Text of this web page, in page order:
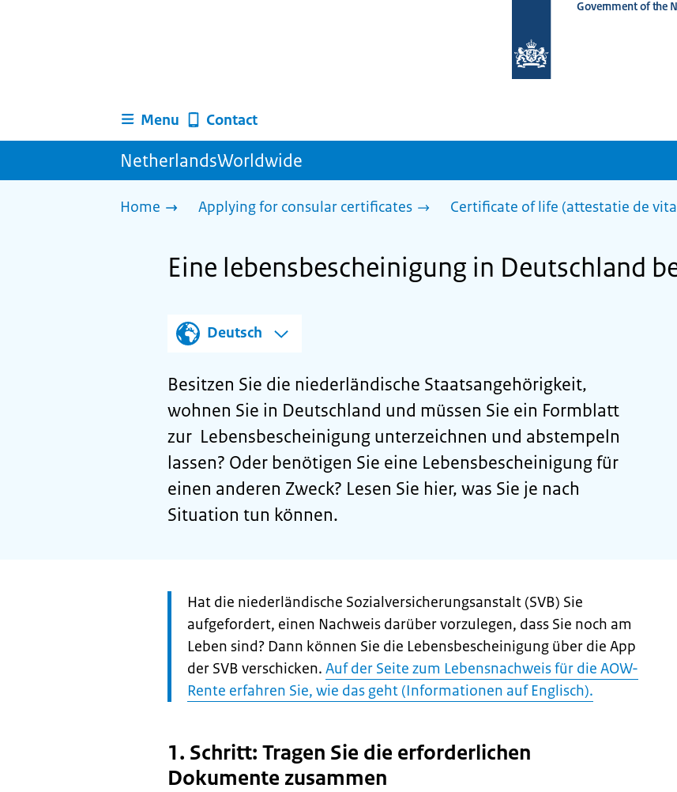
homepage
Government of the
Menu Contact
NetherlandsWorldwide
Home Applying for consular certificates Certificate of life (attestatie de
Eine lebensbescheinigung in Deutschland
Deutsch
Besitzen Sie die niederländische Staatsangehörigkeit,
wohnen Sie in Deutschland und müssen Sie ein Formblatt
zur Lebensbescheinigung unterzeichnen und abstempeln
lassen? Oder benötigen Sie eine Lebensbescheinigung für
einen anderen Zweck? Lesen Sie hier, was Sie je nach
Situation tun können.
Let
op:
Hat die niederländische Sozialversicherungsanstalt (SVB) Sie
aufgefordert, einen Nachweis darüber vorzulegen, dass Sie noch am
Leben sind? Dann können Sie die Lebensbescheinigung über die App
der SVB verschicken. Auf der Seite zum Lebensnachweis für die AOW-
Rente erfahren Sie, wie das geht (Informationen auf Englisch).
1. Schritt: Tragen Sie die erforderlichen
Dokumente zusammen